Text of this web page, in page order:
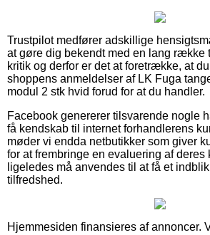
Trustpilot medfører adskillige
at gøre dig bekendt med en lang række
kritik og derfor er det at foretrække, at
shoppens anmeldelser af LK Fuga
modul 2 stk hvid forud for at du handler.
Facebook genererer tilsvarende nogle
få kendskab til internet forhandlerens
møder vi endda netbutikker som giver
for at frembringe en evaluering af deres
ligeledes må anvendes til at få et
tilfredshed.
Hjemmesiden finansieres af annoncer.